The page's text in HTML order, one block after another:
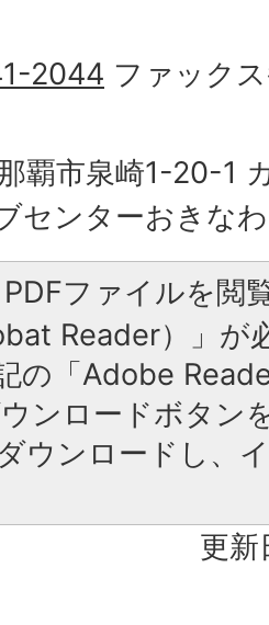
2044 ファック
覇市泉崎1-20-1
センターおきな
PDFファイルを閲
Reader）」が
の「Adobe
ンロードボタン
ウンロードし、
更新